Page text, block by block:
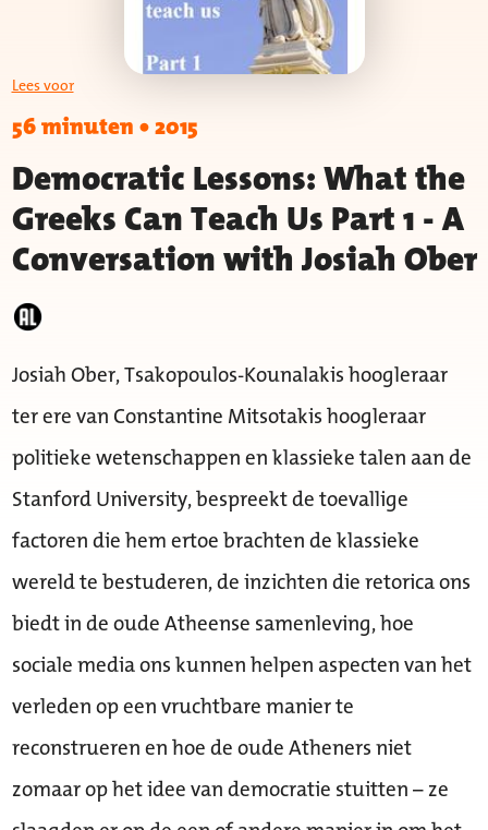
Lees voor
56 minuten•2015
Democratic Lessons: What the
Greeks Can Teach Us Part 1 - A
Conversation with Josiah Ober
Josiah Ober, Tsakopoulos-Kounalakis hoogleraar
ter ere van Constantine Mitsotakis hoogleraar
politieke wetenschappen en klassieke talen aan de
Stanford University, bespreekt de toevallige
factoren die hem ertoe brachten de klassieke
wereld te bestuderen, de inzichten die retorica ons
biedt in de oude Atheense samenleving, hoe
sociale media ons kunnen helpen aspecten van het
verleden op een vruchtbare manier te
reconstrueren en hoe de oude Atheners niet
zomaar op het idee van democratie stuitten – ze